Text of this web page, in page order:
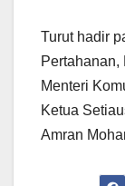
Turut hadir
Pertahanan,
Menteri
Ketua
Amran